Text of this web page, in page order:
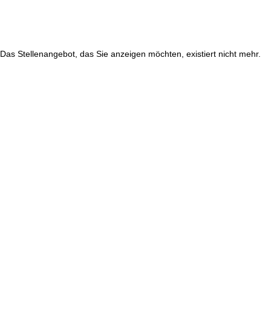
Das Stellenangebot, das Sie anzeigen möchten, existiert nicht mehr.